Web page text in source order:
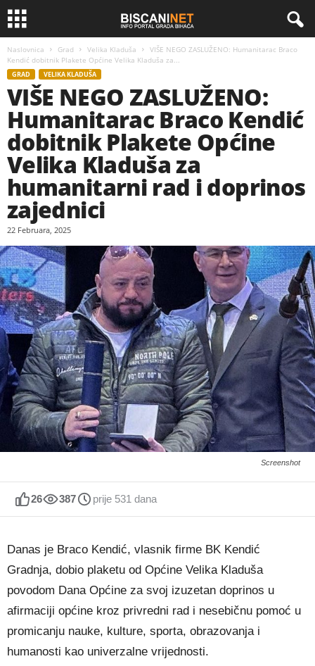
Naslovnica Grad Velika Kladuša
VIŠE NEGO ZASLUŽENO: Humanitarac Braco
Kendić dobitnik Plakete Općine Velika Kladuša za...
GRAD VELIKA KLADUŠA
VIŠE NEGO ZASLUŽENO:
Humanitarac Braco Kendić
dobitnik Plakete Općine
Velika Kladuša za
humanitarni rad i doprinos
zajednici
22 Februara, 2025
Screenshot
26 387 prije 531 dana
Danas je Braco Kendić, vlasnik firme BK Kendić
Gradnja, dobio plaketu od Općine Velika Kladuša
povodom Dana Općine za svoj izuzetan doprinos u
afirmaciji općine kroz privredni rad i nesebičnu pomoć u
promicanju nauke, kulture, sporta, obrazovanja i
humanosti kao univerzalne vrijednosti.